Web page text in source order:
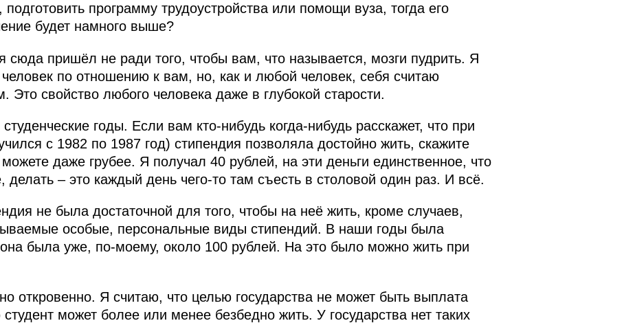
программу трудоустройства или помощи вуза, тогда его
будет намного выше?
сюда пришёл не ради того, чтобы вам, что называется, мозги пудрить. Я
по отношению к вам, но, как и любой человек, себя считаю
Это свойство любого человека даже в глубокой старости.
годы. Если вам кто‑нибудь когда‑нибудь расскажет, что при
с 1982 по 1987 год) стипендия позволяла достойно жить, скажите
даже грубее. Я получал 40 рублей, на эти деньги единственное, что
– это каждый день чего‑то там съесть в столовой один раз. И всё.
не была достаточной для того, чтобы на неё жить, кроме случаев,
особые, персональные виды стипендий. В наши годы была
была уже, по‑моему, около 100 рублей. На это было можно жить при
откровенно. Я считаю, что целью государства не может быть выплата
может более или менее безбедно жить. У государства нет таких